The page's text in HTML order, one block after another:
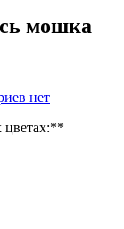
мошка
записи
комнатных
нет